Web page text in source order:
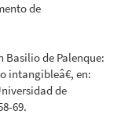
de
Basilio de Palenque:
intangibleâ€, en:
de
69.